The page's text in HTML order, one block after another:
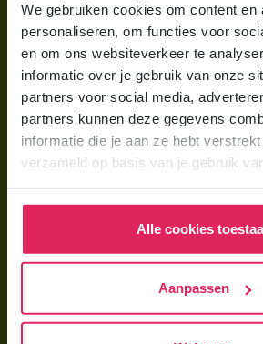
We gebruiken cookies om content en
personaliseren, om functies voor
en om ons websiteverkeer te
informatie over je gebruik van onze
partners voor social media,
partners kunnen deze gegevens
informatie die je aan ze hebt
verzameld op basis van je gebruik
Alle cookies
Aanpassen
Voor ouders
Wat is gastouderopvang?
Wat kost een gastouder?
Hoe vind ik een gastouder?
Gastouder worden bij 4Kids
Hoe vind ik gastkinderen?
Trainingen & cursussen